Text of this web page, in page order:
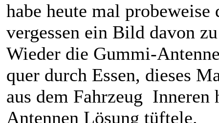
habe heute mal
vergessen ein Bild davon
Wieder die Gummi-
quer durch Essen, dieses
aus dem Fahrzeug Inneren
Antennen Lösung tüftele.